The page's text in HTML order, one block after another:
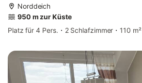
Norddeich
950 m zur Küste
Platz für 4 Pers.
2 Schlafzimmer 110 m²